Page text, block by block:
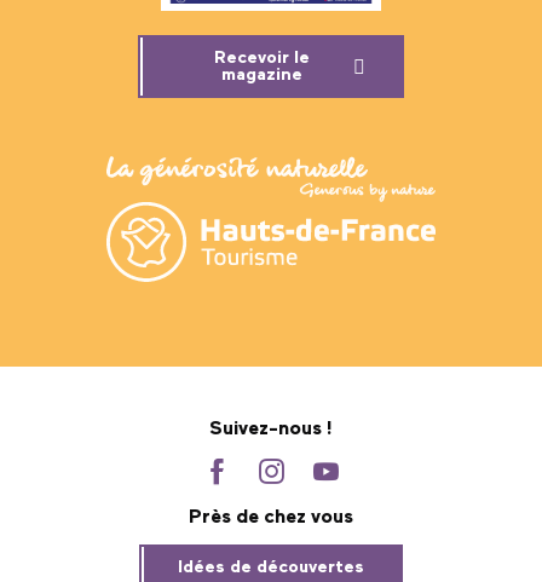
Recevoir le
magazine
Suivez-nous !
Près de chez vous
Idées de découvertes